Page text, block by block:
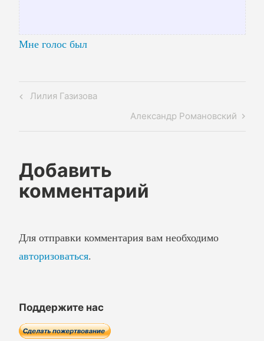
Мне голос был
Навигация
Previous
Лилия Газизова
Next
Александр Романовский
Добавить
комментарий
Для отправки комментария вам необходимо
авторизоваться.
Поддержите нас